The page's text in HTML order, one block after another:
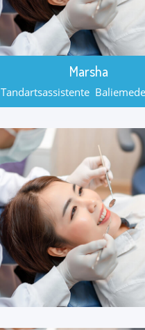
Marsha
Tandartsassistente